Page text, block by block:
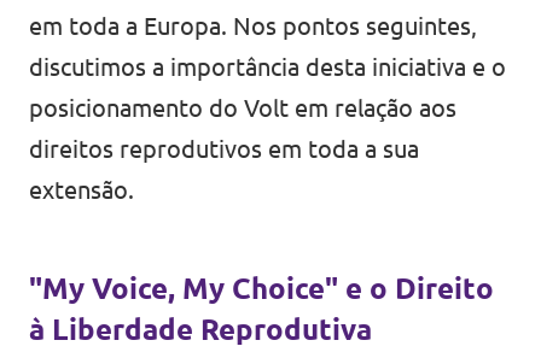
em toda a Europa. Nos pontos seguintes,
discutimos a importância desta iniciativa e o
posicionamento do Volt em relação aos
direitos reprodutivos em toda a sua
extensão.
"My Voice, My Choice" e o Direito
à Liberdade Reprodutiva